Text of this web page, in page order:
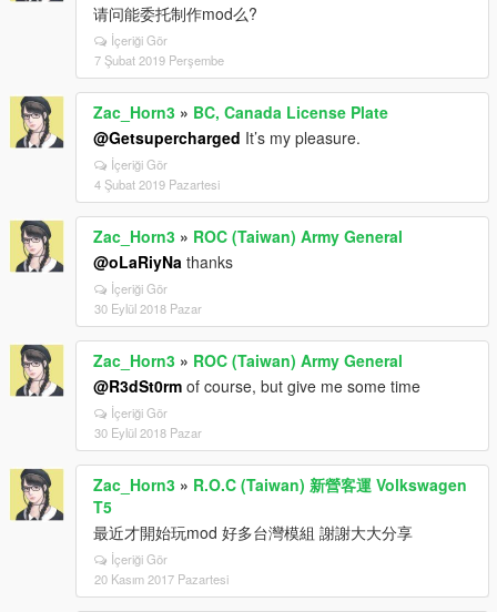
请问能委托制作mod么?
İçeriği Gör
7 Şubat 2019 Perşembe
Zac_Horn3 » BC, Canada License Plate
@Getsupercharged It’s my pleasure.
İçeriği Gör
4 Şubat 2019 Pazartesi
Zac_Horn3 » ROC (Taiwan) Army General
@oLaRiyNa thanks
İçeriği Gör
30 Eylül 2018 Pazar
Zac_Horn3 » ROC (Taiwan) Army General
@R3dSt0rm of course, but give me some time
İçeriği Gör
30 Eylül 2018 Pazar
Zac_Horn3 » R.O.C (Taiwan) 新營客運 Volkswagen
T5
最近才開始玩mod 好多台灣模組 謝謝大大分享
İçeriği Gör
20 Kasım 2017 Pazartesi